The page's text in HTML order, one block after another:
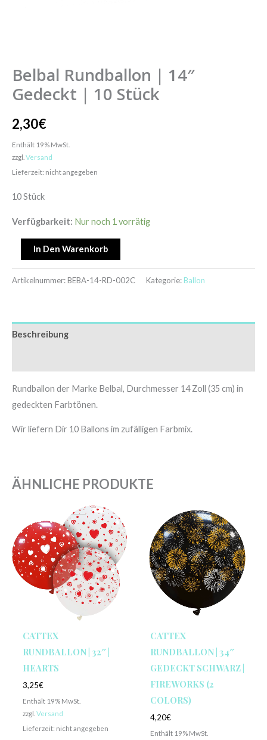
Belbal Rundballon | 14″
Gedeckt | 10 Stück
2,30€
Enthält 19% MwSt.
zzgl. Versand
Lieferzeit: nicht angegeben
10 Stück
Verfügbarkeit: Nur noch 1 vorrätig
In Den Warenkorb
Artikelnummer:BEBA-14-RD-002C Kategorie: Ballon
Beschreibung
Rundballon der Marke Belbal, Durchmesser 14 Zoll (35 cm) in
gedeckten Farbtönen.
Wir liefern Dir 10 Ballons im zufälligen Farbmix.
ÄHNLICHE PRODUKTE
CATTEX
RUNDBALLON | 32″ |
HEARTS
3,25€
Enthält 19% MwSt.
zzgl. Versand
Lieferzeit: nicht angegeben
CATTEX
RUNDBALLON | 34″
GEDECKT SCHWARZ |
FIREWORKS (2
COLORS)
4,20€
Enthält 19% MwSt.